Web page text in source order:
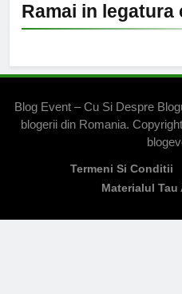
Ramai in legatura
Blog Event – Cu Si Despre
blogerii din Romania.
Termeni Si Conditii
Materialul Tau